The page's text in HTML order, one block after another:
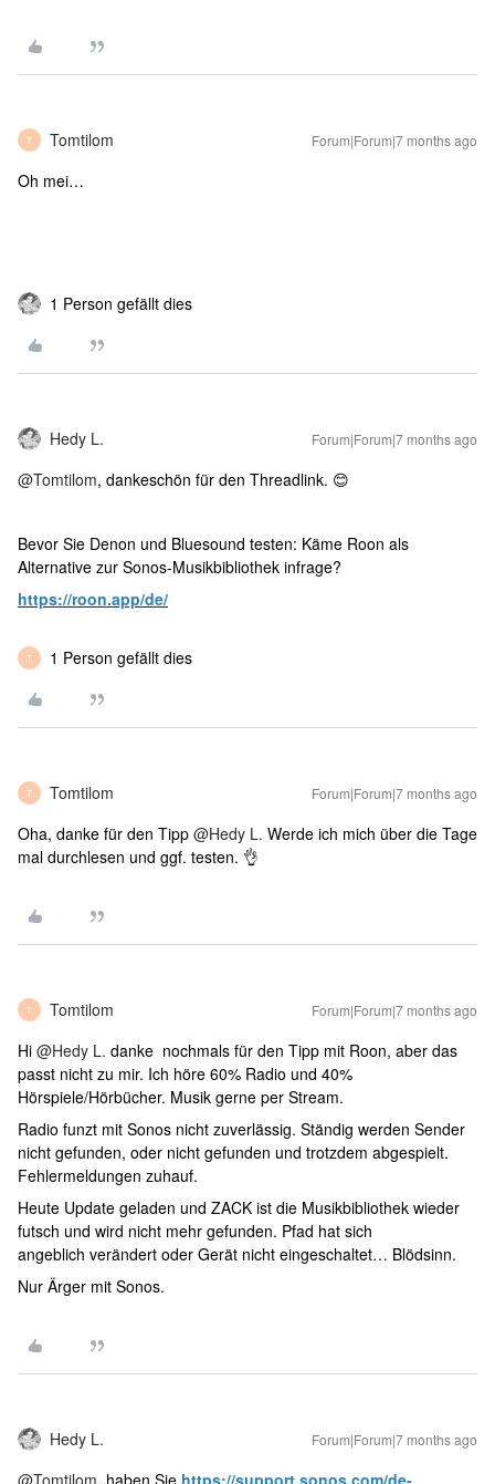
T Tomtilom Forum|Forum|7 months ago
Oh mei…
1 Person gefällt dies
Hedy L. Forum|Forum|7 months ago
@Tomtilom, dankeschön für den Threadlink. 😊
Bevor Sie Denon und Bluesound testen: Käme Roon als
Alternative zur Sonos-Musikbibliothek infrage?
https://roon.app/de/
T 1 Person gefällt dies
T Tomtilom Forum|Forum|7 months ago
Oha, danke für den Tipp ​ @Hedy L. Werde ich mich über die Tage
mal durchlesen und ggf. testen. 👌
T Tomtilom Forum|Forum|7 months ago
Hi ​ @Hedy L. danke nochmals für den Tipp mit Roon, aber das
passt nicht zu mir. Ich höre 60% Radio und 40%
Hörspiele/Hörbücher. Musik gerne per Stream.
Radio funzt mit Sonos nicht zuverlässig. Ständig werden Sender
nicht gefunden, oder nicht gefunden und trotzdem abgespielt.
Fehlermeldungen zuhauf.
Heute Update geladen und ZACK ist die Musikbibliothek wieder
futsch und wird nicht mehr gefunden. Pfad hat sich
angeblich verändert oder Gerät nicht eingeschaltet… Blödsinn.
Nur Ärger mit Sonos.
Hedy L. Forum|Forum|7 months ago